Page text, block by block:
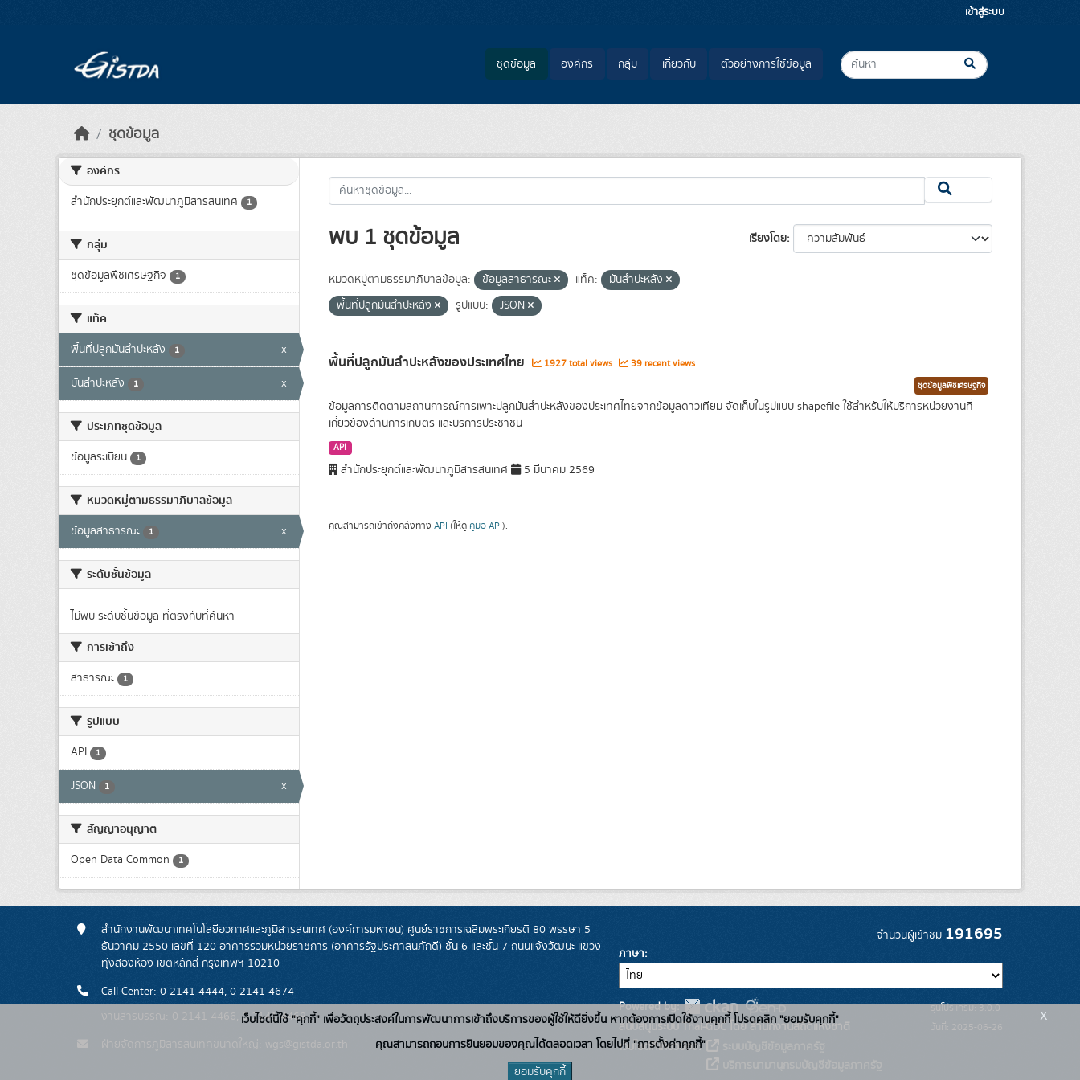
เข้าสู่ระบบ
ชุดข้อมูล องค์กร กลุ่ม เกี่ยวกับ ตัวอย่างการใช้ข้อมูล
ชุดข้อมูล
องค์กร
สำนักประยุกต์และพัฒนาภูมิสารสนเทศ 1
กลุ่ม
ชุดข้อมูลพืชเศรษฐกิจ 1
แท็ค
พื้นที่ปลูกมันสำปะหลัง 1 x
มันสำปะหลัง 1 x
ประเภทชุดข้อมูล
ข้อมูลระเบียน 1
หมวดหมู่ตามธรรมาภิบาลข้อมูล
ข้อมูลสาธารณะ 1 x
ระดับชั้นข้อมูล
ไม่พบ ระดับชั้นข้อมูล ที่ตรงกับที่ค้นหา
การเข้าถึง
สาธารณะ 1
รูปแบบ
API 1
JSON 1 x
สัญญาอนุญาต
Open Data Common 1
เรียงโดย
พบ 1 ชุดข้อมูล
หมวดหมู่ตามธรรมาภิบาลข้อมูล: ข้อมูลสาธารณะ แท็ค:
มันสำปะหลัง
พื้นที่ปลูกมันสำปะหลัง
รูปแบบ: JSON
พื้นที่ปลูกมันสำปะหลังของประเทศไทย 1927 total views 39 recent views
ชุดข้อมูลพืชเศรษฐกิจ
ข้อมูลการติดตามสถานการณ์การเพาะปลูกมันสำปะหลังของประเทศไทยจากข้อมูลดาวเทียม จัดเก็บในรูปแบบ shapefile ใช้สำหรับให้บริการหน่วยงานที่
เกี่ยวข้องด้านการเกษตร และบริการประชาชน
API
สำนักประยุกต์และพัฒนาภูมิสารสนเทศ 5 มีนาคม 2569
คุณสามารถเข้าถึงคลังทาง API (ให้ดู คู่มือ API).
สำนักงานพัฒนาเทคโนโลยีอวกาศและภูมิสารสนเทศ (องค์การมหาชน) ศูนย์ราชการเฉลิมพระเกียรติ 80 พรรษา 5
ธันวาคม 2550 เลขที่ 120 อาคารรวมหน่วยราชการ (อาคารรัฐประศาสนภักดี) ชั้น 6 และชั้น 7 ถนนแจ้งวัฒนะ แขวง
ทุ่งสองห้อง เขตหลักสี่ กรุงเทพฯ 10210
Call Center: 0 2141 4444, 0 2141 4674
งานสารบรรณ: 0 2141 4466, 0 2141 4468
ฝ่ายจัดการภูมิสารสนเทศขนาดใหญ่: wgs@gistda.or.th
จำนวนผู้เข้าชม 191695
ภาษา
Powered by:
สนับสนุนระบบ Thai-GDC โดย สำนักงานสถิติแห่งชาติ
เว็บไซต์ที่เกี่ยวข้อง:
รุ่นโปรแกรม: 3.0.0
วันที่: 2025-06-26
เว็บไซต์นี้ใช้ "คุกกี้" เพื่อวัตถุประสงค์ในการพัฒนาการเข้าถึงบริการของผู้ใช้ให้ดียิ่งขึ้น หากต้องการเปิดใช้งานคุกกี้ โปรดคลิก "ยอมรับคุกกี้"
คุณสามารถถอนการยินยอมของคุณได้ตลอดเวลา โดยไปที่ "การตั้งค่าคุกกี้"
ยอมรับคุกกี้
x